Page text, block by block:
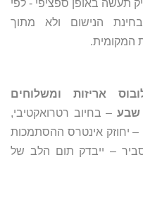
תעשה באופן ספציפי - לפי
הנישום ולא מתוך
המקומית.
אריזות ומשלוחים
שבע – בחיוב רטרואקטיבי,
– יחוזק אינטרס ההסתמכות
– ייבדק תום הלב של